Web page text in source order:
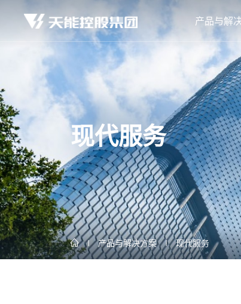
产品与解
现代服务
产品与解决方案 现代服务